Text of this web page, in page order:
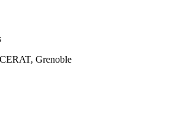
CERAT, Grenoble